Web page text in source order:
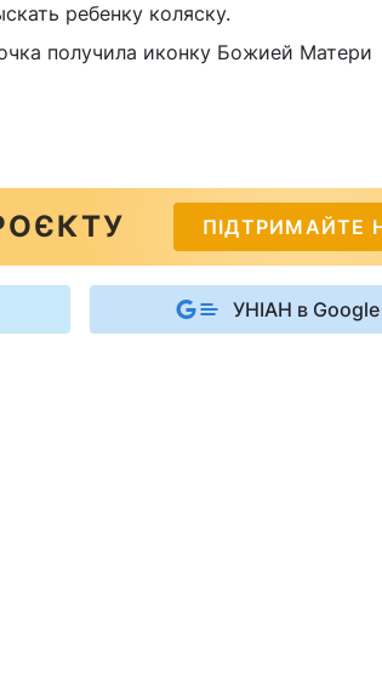
ребенку коляску.
получила иконку Божией Матери
ПІДТРИМАЙТЕ
УНІАН в